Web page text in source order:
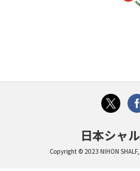
日本シャ
Copyright © 2023 NIHON